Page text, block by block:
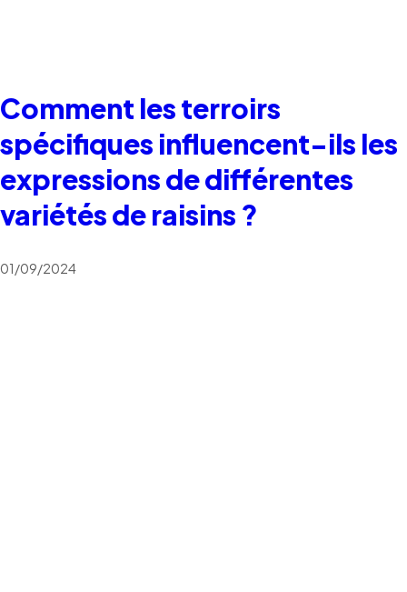
Comment les terroirs
spécifiques influencent-ils les
expressions de différentes
variétés de raisins ?
01/09/2024